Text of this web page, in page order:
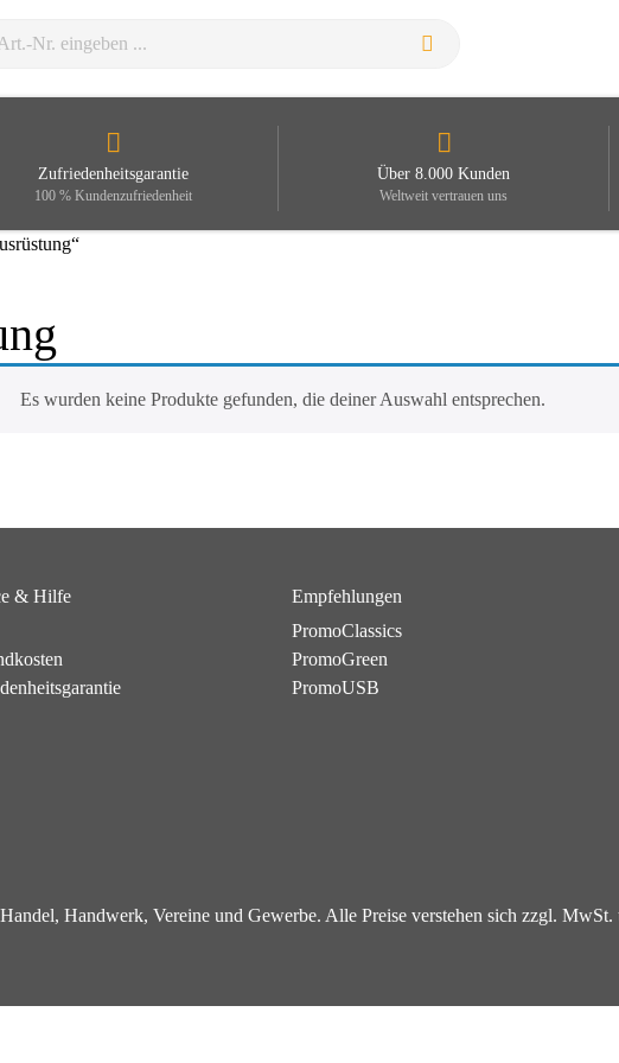
Zufriedenheitsgarantie
100 % Kundenzufriedenheit
Über 8.000 Kunden
Weltweit vertrauen uns
Es wurden keine Produkte gefunden, die deiner Auswahl entsprechen.
& Hilfe
Empfehlungen
PromoClassics
PromoGreen
PromoUSB
Handwerk, Vereine und Gewerbe. Alle Preise verstehen sich zzgl. MwSt.